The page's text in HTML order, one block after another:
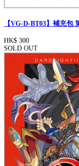
【VG-D-BT03】補充包
HK$ 300
SOLD OUT